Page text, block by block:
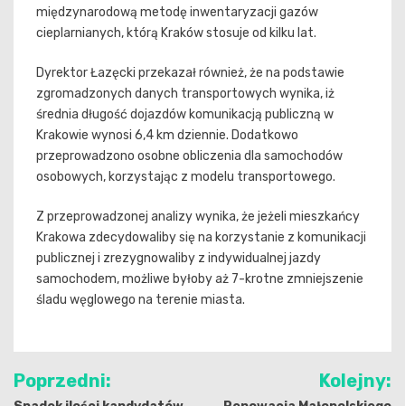
międzynarodową metodę inwentaryzacji gazów
cieplarnianych, którą Kraków stosuje od kilku lat.
Dyrektor Łazęcki przekazał również, że na podstawie
zgromadzonych danych transportowych wynika, iż
średnia długość dojazdów komunikacją publiczną w
Krakowie wynosi 6,4 km dziennie. Dodatkowo
przeprowadzono osobne obliczenia dla samochodów
osobowych, korzystając z modelu transportowego.
Z przeprowadzonej analizy wynika, że jeżeli mieszkańcy
Krakowa zdecydowaliby się na korzystanie z komunikacji
publicznej i zrezygnowaliby z indywidualnej jazdy
samochodem, możliwe byłoby aż 7-krotne zmniejszenie
śladu węglowego na terenie miasta.
Nawigacja
Poprzedni: Kolejny: